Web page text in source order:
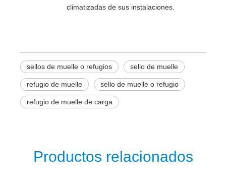
climatizadas de sus instalaciones.
sellos de muelle o refugios sello de muelle
refugio de muelle sello de muelle o refugio
refugio de muelle de carga
Productos relacionados